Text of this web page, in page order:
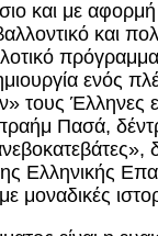
και με
και
ενός
τους
Πασά,
Ελληνικής
μοναδικές